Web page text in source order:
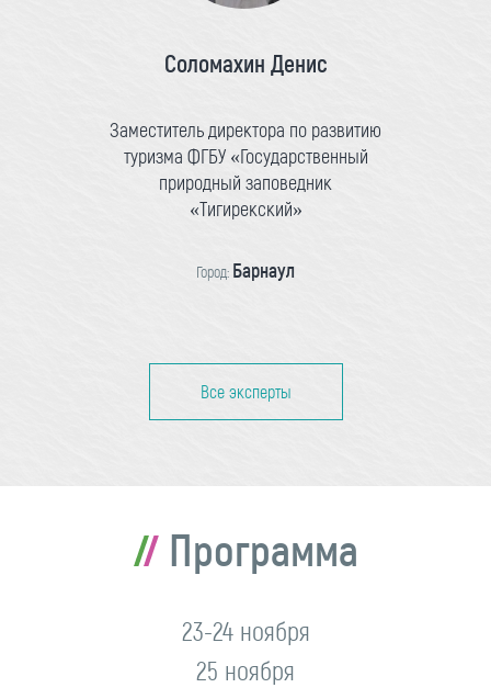
Соломахин Денис
Заместитель директора по развитию
туризма ФГБУ «Государственный
природный заповедник
«Тигирекский»
Город: Барнаул
Все эксперты
Программа
23-24 ноября
25 ноября